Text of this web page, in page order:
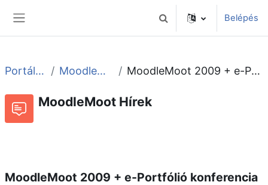
Keresési bemeneti adatok
Belépés
Portáloldalak MoodleMoot Hírek MoodleMoot 2009 + e-Portfólió konferencia
MoodleMoot Hírek
MoodleMoot 2009 + e-Portfólió konferencia